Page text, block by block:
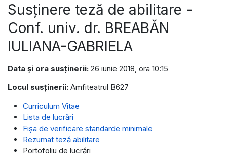
Susținere teză de abilitare -
Conf. univ. dr. BREABĂN
IULIANA-GABRIELA
Data și ora susținerii: 26 iunie 2018, ora 10:15
Locul susținerii: Amfiteatrul B627
Curriculum Vitae
Lista de lucrări
Fișa de verificare standarde minimale
Rezumat teză abilitare
Portofoliu de lucrări